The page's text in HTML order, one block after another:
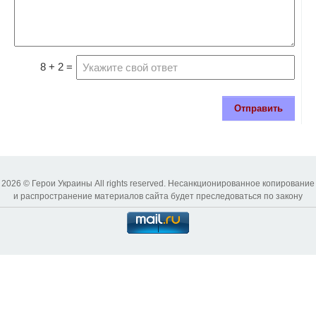
8 + 2 =
Отправить
2026 © Герои Украины All rights reserved. Несанкционированное копирование
и распространение материалов сайта будет преследоваться по закону